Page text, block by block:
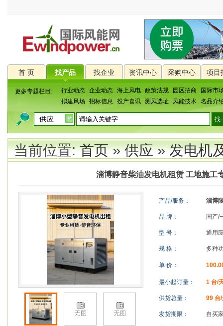
首 页 找产品 找企业 资讯中心 采购中心 项目
更多专题栏目: 行业动态 企业动态 海上风电 政策法规 园区招商
国际市
拟建风场
招标信息 投产喜讯 测风选址 风能技术 名品介
当前位置:首页»供应»发电机
淄博静音柴油发电机租赁 工地施工
产品/服务： 淄博
品 牌： 国产/
型 号： 通用
规 格： 多种
单 价：
最小起订量： 1 台/
供货总量： 99 台
发货期限： 自买